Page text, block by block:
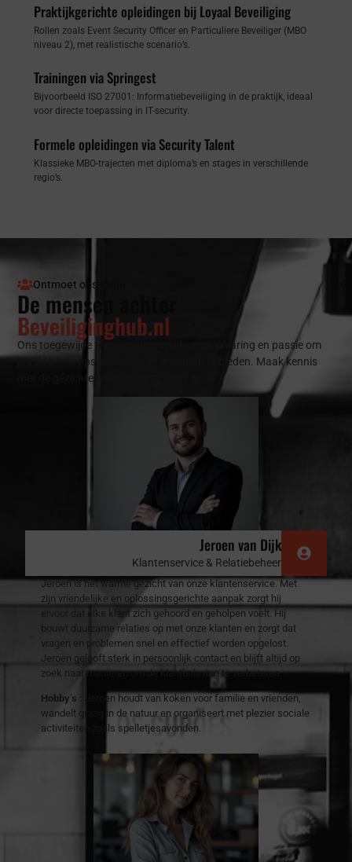
Praktijkgerichte opleidingen bij Loyaal Beveiliging
Rollen zoals Event Security Officer en Particuliere Beveiliger (MBO
niveau 2), met realistische scenario’s.
Trainingen via Springest
Bijvoorbeeld ISO 27001: Informatiebeveiliging in de praktijk, ideaal
voor directe toepassing in IT-security.
Formele opleidingen via Security Talent
Klassieke MBO-trajecten met diploma’s en stages in verschillende
regio’s.
Ontmoet ons team
De mensen achter
Beveiliginghub.nl
Ons toegewijde team combineert kennis, ervaring en passie om
jou de beste tips, adviezen en inzichten te bieden. Maak kennis
met de gezichten achter ons platform:
Jeroen van Dijk
Klantenservice & Relatiebeheer
Jeroen is het warme gezicht van onze klantenservice. Met
zijn vriendelijke en oplossingsgerichte aanpak zorgt hij
ervoor dat elke klant zich gehoord en geholpen voelt. Hij
bouwt duurzame relaties op met onze klanten en zorgt dat
vragen en problemen snel en effectief worden opgelost.
Jeroen gelooft sterk in persoonlijk contact en blijft altijd op
zoek naar manieren om de klantbeleving te verbeteren.
Hobby’s :
Jeroen houdt van koken voor familie en vrienden,
wandelt graag in de natuur en organiseert met plezier sociale
activiteiten zoals spelletjesavonden.